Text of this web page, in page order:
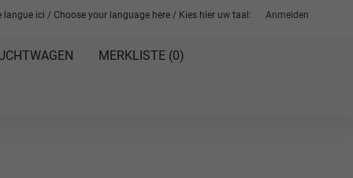
Anmelden
langue ici / Choose your language here / Kies hier uw taal:
MERKLISTE (0)